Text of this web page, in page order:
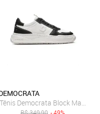
Bege
Tênis Democrata Block